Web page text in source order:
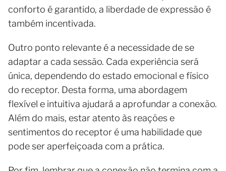
conforto é garantido, a liberdade de expressão é
também incentivada.
Outro ponto relevante é a necessidade de se
adaptar a cada sessão. Cada experiência será
única, dependendo do estado emocional e físico
do receptor. Desta forma, uma abordagem
flexível e intuitiva ajudará a aprofundar a conexão.
Além do mais, estar atento às reações e
sentimentos do receptor é uma habilidade que
pode ser aperfeiçoada com a prática.